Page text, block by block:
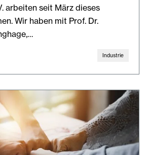
arbeiten seit März dieses
Wir haben mit Prof. Dr.
Industrie